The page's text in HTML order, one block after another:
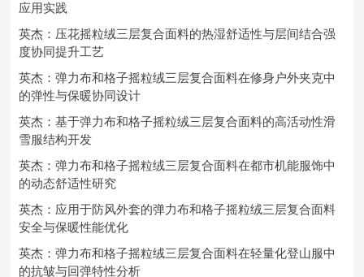
应用实践
英杰：压花摇粒绒三层复合面料的热湿舒适性与层间结合强
度协同提升工艺
英杰：弹力布和格子摇粒绒三层复合面料在修身户外夹克中
的弹性与保暖协同设计
英杰：基于弹力布和格子摇粒绒三层复合面料的高活动性滑
雪服结构开发
英杰：弹力布和格子摇粒绒三层复合面料在都市机能服饰中
的动态舒适性研究
英杰：应用于防风外套的弹力布和格子摇粒绒三层复合面料
安全与保暖性能优化
英杰：弹力布和格子摇粒绒三层复合面料在轻量化登山服中
的抗皱与回弹特性分析